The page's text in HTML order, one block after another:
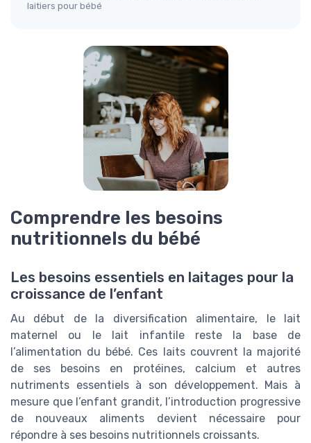
laitiers pour bébé
Comprendre les besoins
nutritionnels du bébé
Les besoins essentiels en laitages pour la
croissance de l’enfant
Au début de la diversification alimentaire, le lait
maternel ou le lait infantile reste la base de
l’alimentation du bébé. Ces laits couvrent la majorité
de ses besoins en protéines, calcium et autres
nutriments essentiels à son développement. Mais à
mesure que l’enfant grandit, l’introduction progressive
de nouveaux aliments devient nécessaire pour
répondre à ses besoins nutritionnels croissants.